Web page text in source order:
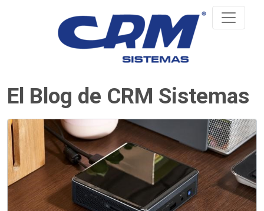
El Blog de CRM Sistemas